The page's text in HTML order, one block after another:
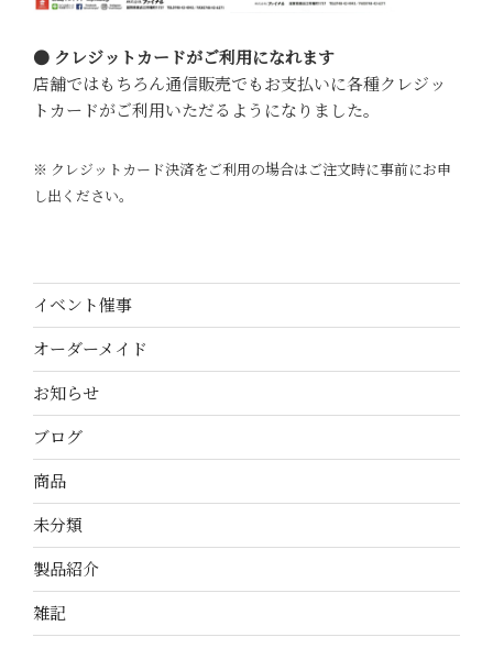
● クレジットカードがご利用になれます
店舗ではもちろん通信販売でもお支払いに各種クレジッ
トカードがご利用いただるようになりました。
※ クレジットカード決済をご利用の場合はご注文時に事前にお申
し出ください。
イベント催事
オーダーメイド
お知らせ
ブログ
商品
未分類
製品紹介
雑記